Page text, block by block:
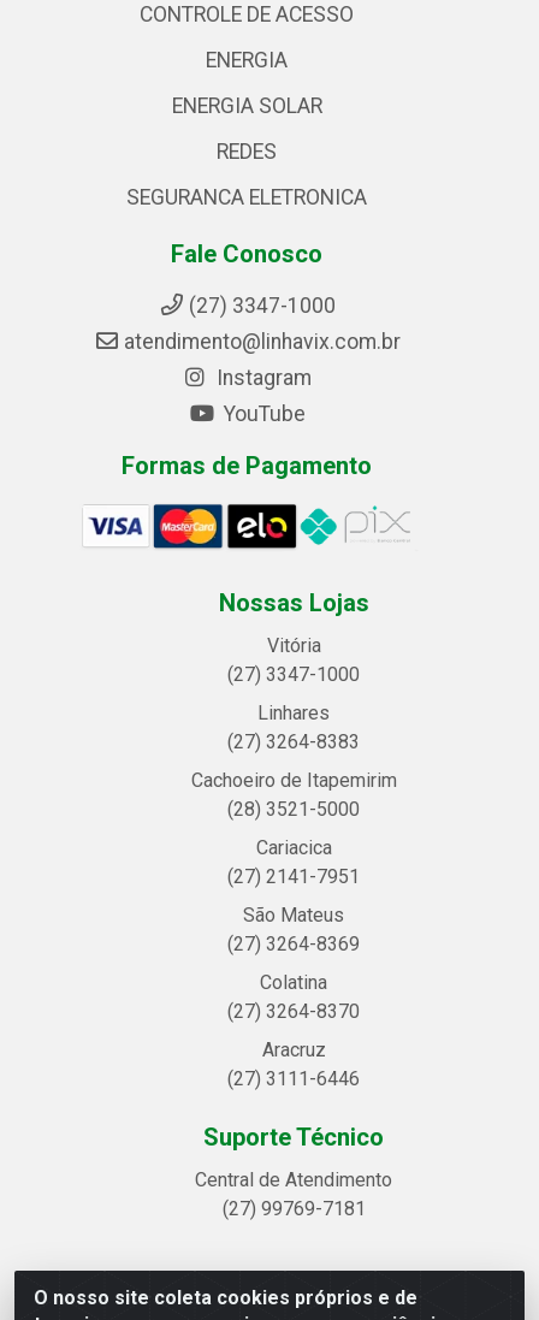
O nosso site coleta cookies próprios e de
CONTROLE DE ACESSO
ENERGIA
ENERGIA SOLAR
REDES
SEGURANCA ELETRONICA
Fale Conosco
(27) 3347-1000
atendimento@linhavix.com.br
Instagram
YouTube
Formas de Pagamento
Nossas Lojas
Vitória
(27) 3347-1000
Linhares
(27) 3264-8383
Cachoeiro de Itapemirim
(28) 3521-5000
Cariacica
(27) 2141-7951
São Mateus
(27) 3264-8369
Colatina
(27) 3264-8370
Aracruz
(27) 3111-6446
Suporte Técnico
Central de Atendimento
(27) 99769-7181
Linhavix Distribuidora LTDA - Avenida Alegre, 2521 -